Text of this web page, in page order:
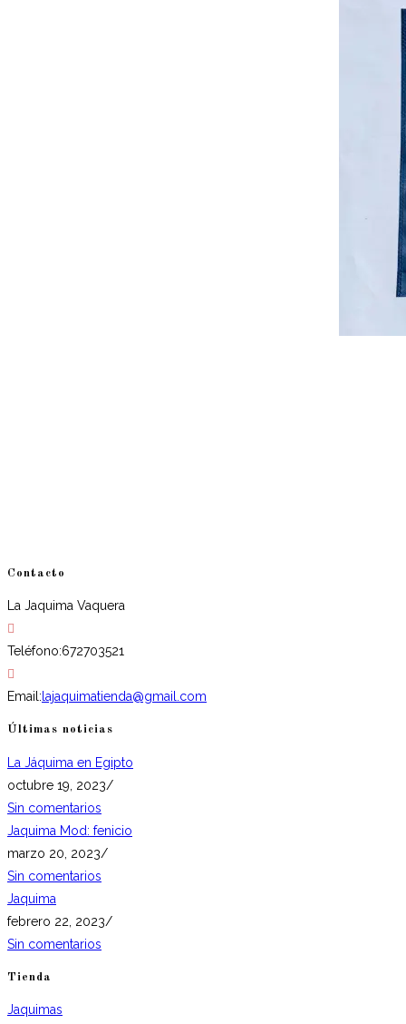
Contacto
La Jaquima Vaquera
Teléfono:672703521
Email: lajaquimatienda@gmail.com
Últimas noticias
La Jáquima en Egipto
octubre 19, 2023/
Sin comentarios
Jaquima Mod: fenicio
marzo 20, 2023/
Sin comentarios
Jaquima
febrero 22, 2023/
Sin comentarios
Tienda
Jaquimas